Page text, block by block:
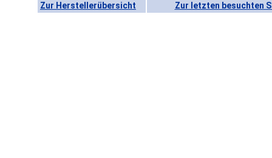
Zur Herstellerübersicht Zur letzten besuchten